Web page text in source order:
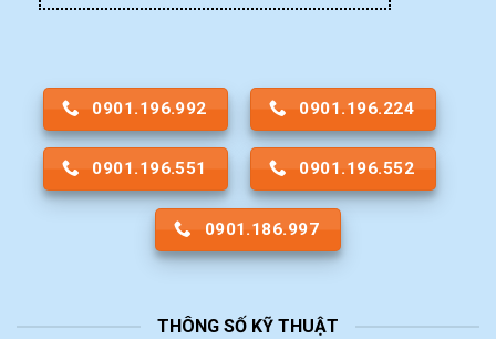
0901.196.992 0901.196.224
0901.196.551 0901.196.552
0901.186.997
THÔNG SỐ KỸ THUẬT